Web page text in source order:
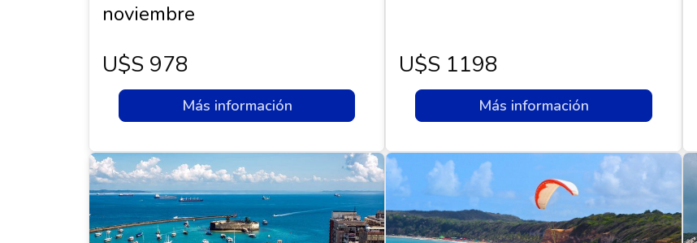
noviembre
U$s 978
Más información
U$s 1198
Más información